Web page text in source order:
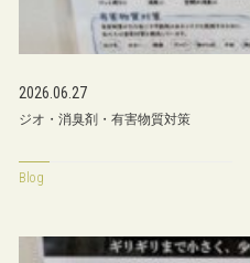
2026.06.27
ジオ・消臭剤・有害物質対策
Blog